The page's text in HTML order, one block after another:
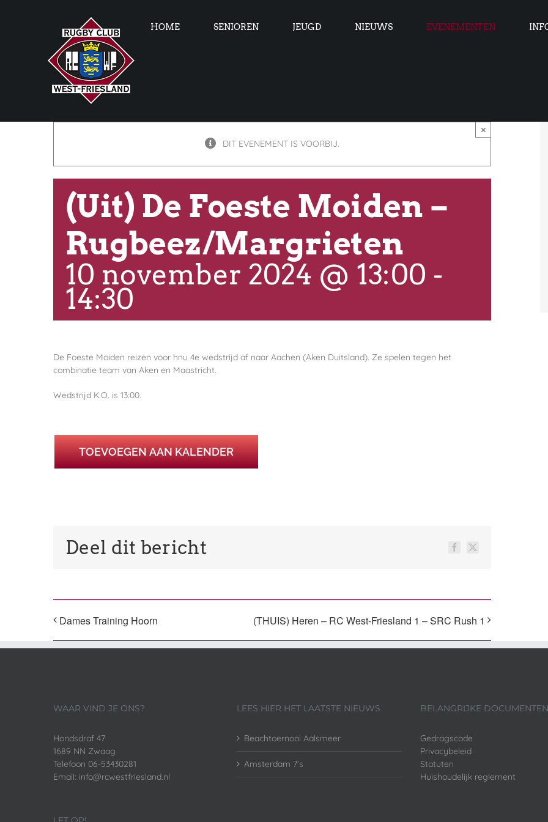
HOME SENIOREN JEUGD NIEUWS EVENEMENTEN
DIT EVENEMENT IS VOORBIJ.
×
(Uit) De Foeste Moiden –
Rugbeez/Margrieten
10 november 2024 @ 13:00 -
14:30
De Foeste Moiden reizen voor hnu 4e wedstrijd af naar Aachen (Aken Duitsland). Ze spelen tegen het
combinatie team van Aken en Maastricht.
Wedstrijd K.O. is 13:00.
TOEVOEGEN AAN KALENDER
Deel dit bericht Facebook
X
Dames Training Hoorn (THUIS) Heren – RC West-Friesland 1 – SRC Rush 1
WAAR VIND JE ONS?
Hondsdraf 47
1689 NN Zwaag
Telefoon 06-53430281
Email: info@rcwestfriesland.nl
LEES HIER HET LAATSTE NIEUWS
Beachtoernooi Aalsmeer
Amsterdam 7’s
BELANGRIJKE DOCUMENTEN
Gedragscode
Privacybeleid
Statuten
Huishoudelijk reglement